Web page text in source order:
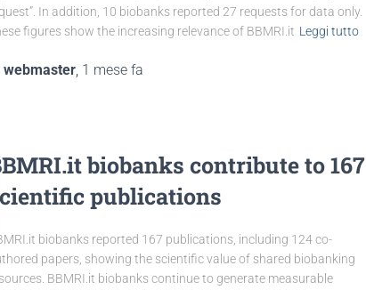
In addition, 10 biobanks reported 27 requests for data only.
figures show the increasing relevance of BBMRI.it Leggi tutto
webmaster, 1 mese fa
biobanks contribute to 167
publications
biobanks reported 167 publications, including 124 co-
papers, showing the scientific value of shared biobanking
BBMRI.it biobanks continue to generate measurable